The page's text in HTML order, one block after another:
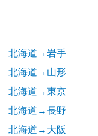
北海道→岩手
北海道→山形
北海道→東京
北海道→長野
北海道→大阪